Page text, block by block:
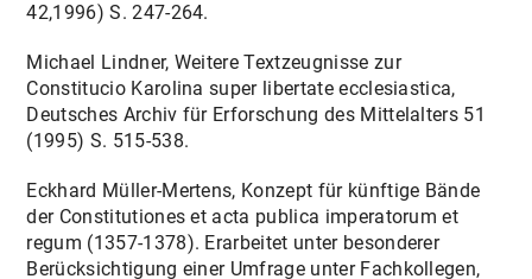
42,1996) S. 247-264.
Michael Lindner, Weitere Textzeugnisse zur
Constitucio Karolina super libertate ecclesiastica,
Deutsches Archiv für Erforschung des Mittelalters 51
(1995) S. 515-538.
Eckhard Müller-Mertens, Konzept für künftige Bände
der Constitutiones et acta publica imperatorum et
regum (1357-1378). Erarbeitet unter besonderer
Berücksichtigung einer Umfrage unter Fachkollegen,